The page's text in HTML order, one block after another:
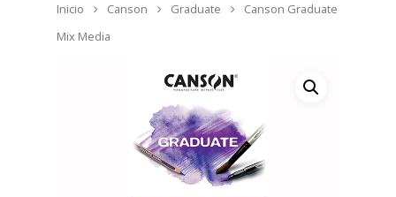
Inicio Canson Graduate
Canson Graduate
Mix Media